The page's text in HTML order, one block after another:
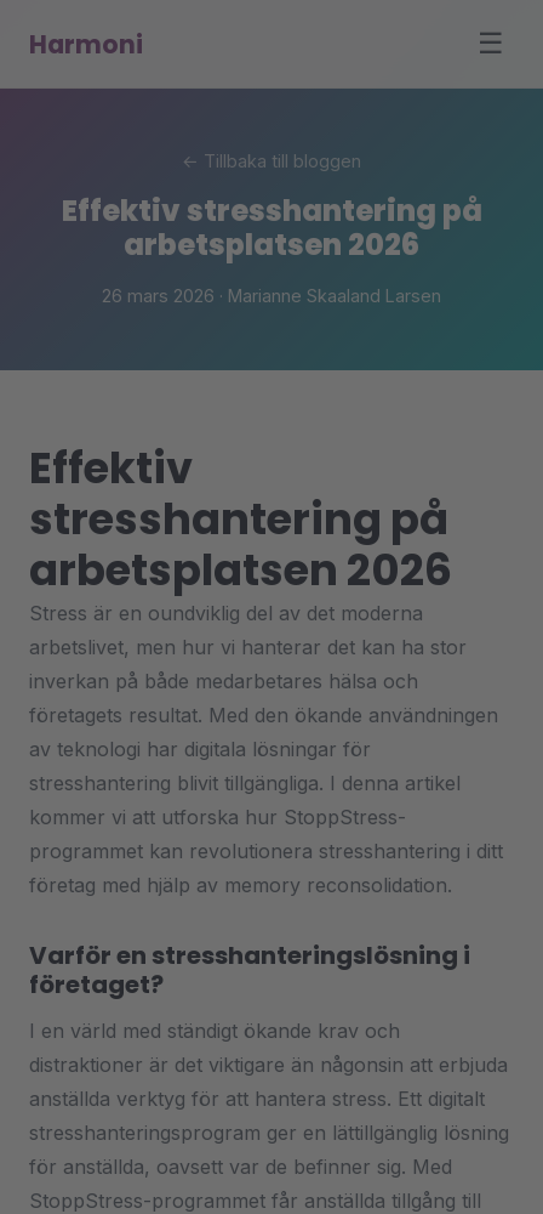
Harmoni ☰
← Tillbaka till bloggen
Effektiv stresshantering på
arbetsplatsen 2026
26 mars 2026 · Marianne Skaaland Larsen
Effektiv
stresshantering på
arbetsplatsen 2026
Stress är en oundviklig del av det moderna
arbetslivet, men hur vi hanterar det kan ha stor
inverkan på både medarbetares hälsa och
företagets resultat. Med den ökande användningen
av teknologi har digitala lösningar för
stresshantering blivit tillgängliga. I denna artikel
kommer vi att utforska hur StoppStress-
programmet kan revolutionera stresshantering i ditt
företag med hjälp av memory reconsolidation.
Varför en stresshanteringslösning i
företaget?
I en värld med ständigt ökande krav och
distraktioner är det viktigare än någonsin att erbjuda
anställda verktyg för att hantera stress. Ett digitalt
stresshanteringsprogram ger en lättillgänglig lösning
för anställda, oavsett var de befinner sig. Med
StoppStress-programmet får anställda tillgång till